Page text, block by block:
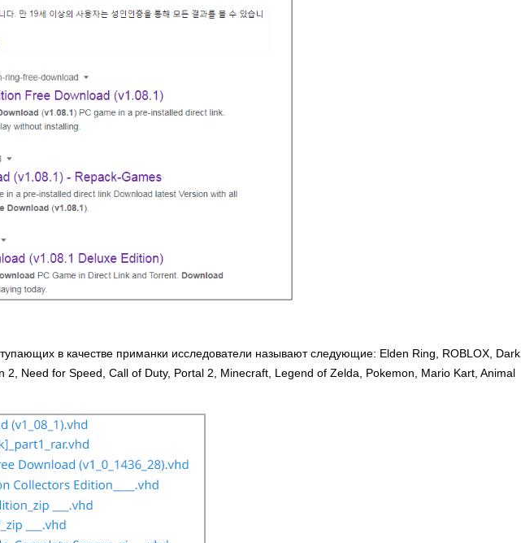
в качестве приманки исследователи называют следующие: Elden Ring, ROBLOX, Dark
2, Need for Speed, Call of Duty, Portal 2, Minecraft, Legend of Zelda, Pokemon, Mario Kart, Animal